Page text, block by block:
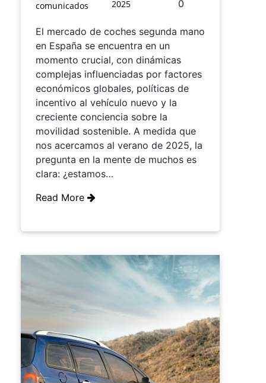
comunicados 2025 0
El mercado de coches segunda mano
en España se encuentra en un
momento crucial, con dinámicas
complejas influenciadas por factores
económicos globales, políticas de
incentivo al vehículo nuevo y la
creciente conciencia sobre la
movilidad sostenible. A medida que
nos acercamos al verano de 2025, la
pregunta en la mente de muchos es
clara: ¿estamos…
Read More